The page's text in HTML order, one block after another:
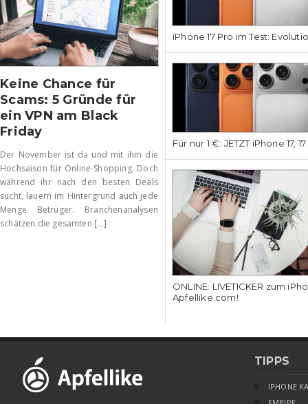
Keine Chance für
Scams: 5 Gründe für
ein VPN am Black
Friday
Der November ist da und mit ihm die
Hochsaison für Online-Shopping. Doch
während ihr nach den besten Deals
sucht, lauern im Hintergrund auch jede
Menge Betrüger. Branchenanalysen
schätzen die gesamten [...]
iPhone 17 Pro im Test:
Für nur 1 €: JETZT iPhone 17,
ONLINE: LIVETICKER zum
Apfellike.com!
TIPPS
IPHONE